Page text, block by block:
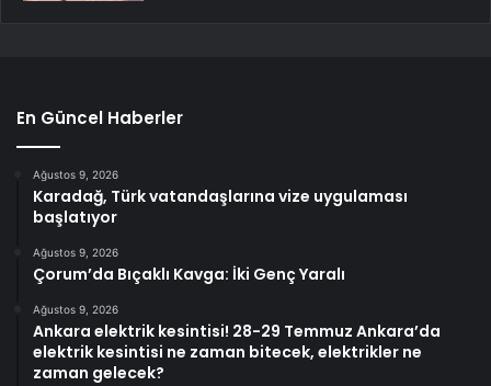
En Güncel Haberler
Ağustos 9, 2026
Karadağ, Türk vatandaşlarına vize uygulaması
başlatıyor
Ağustos 9, 2026
Çorum’da Bıçaklı Kavga: İki Genç Yaralı
Ağustos 9, 2026
Ankara elektrik kesintisi! 28-29 Temmuz Ankara’da
elektrik kesintisi ne zaman bitecek, elektrikler ne
zaman gelecek?